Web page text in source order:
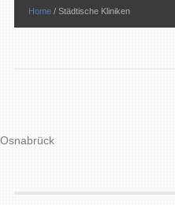
Home / Städtische Kliniken
Osnabrück